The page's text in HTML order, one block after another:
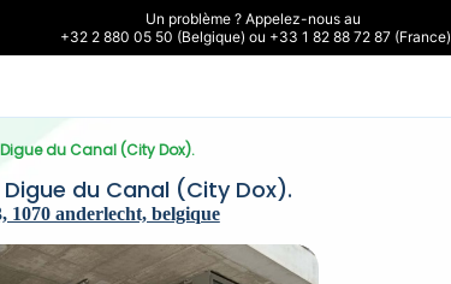
Un problème ? Appelez-nous au
+32 2 880 05 50 (Belgique) ou +33 1 82 88 72 87 (France)
du Canal (City Dox).
du Canal (City Dox).
1070 anderlecht, belgique